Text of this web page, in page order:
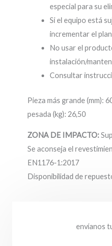
especial para su
Si el equipo está
incrementar el
No usar el
instalación/
Consultar
Pieza más grande (mm):
pesada (kg): 26,50
ZONA DE IMPACTO:
Se aconseja el
EN1176-1:2017
Disponibilidad de
envíanos